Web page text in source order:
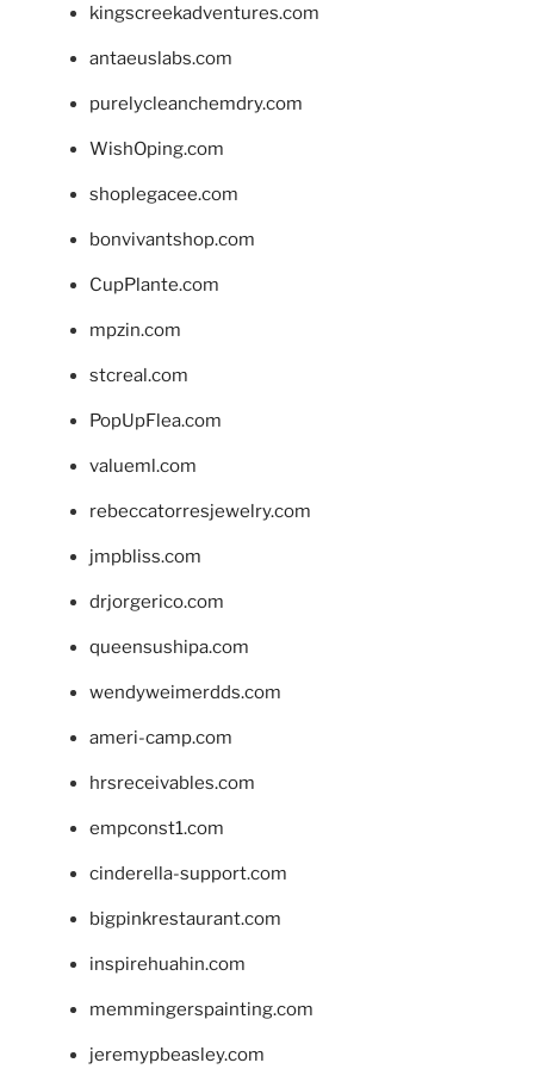
kingscreekadventures.com
antaeuslabs.com
purelycleanchemdry.com
WishOping.com
shoplegacee.com
bonvivantshop.com
CupPlante.com
mpzin.com
stcreal.com
PopUpFlea.com
valueml.com
rebeccatorresjewelry.com
jmpbliss.com
drjorgerico.com
queensushipa.com
wendyweimerdds.com
ameri-camp.com
hrsreceivables.com
empconst1.com
cinderella-support.com
bigpinkrestaurant.com
inspirehuahin.com
memmingerspainting.com
jeremypbeasley.com